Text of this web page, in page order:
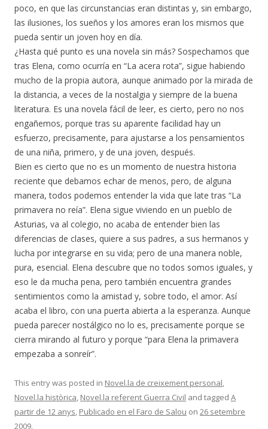
poco, en que las circunstancias eran distintas y, sin embargo,
las ilusiones, los sueños y los amores eran los mismos que
pueda sentir un joven hoy en día.
¿Hasta qué punto es una novela sin más? Sospechamos que
tras Elena, como ocurría en “La acera rota”, sigue habiendo
mucho de la propia autora, aunque animado por la mirada de
la distancia, a veces de la nostalgia y siempre de la buena
literatura. Es una novela fácil de leer, es cierto, pero no nos
engañemos, porque tras su aparente facilidad hay un
esfuerzo, precisamente, para ajustarse a los pensamientos
de una niña, primero, y de una joven, después.
Bien es cierto que no es un momento de nuestra historia
reciente que debamos echar de menos, pero, de alguna
manera, todos podemos entender la vida que late tras “La
primavera no reía”. Elena sigue viviendo en un pueblo de
Asturias, va al colegio, no acaba de entender bien las
diferencias de clases, quiere a sus padres, a sus hermanos y
lucha por integrarse en su vida; pero de una manera noble,
pura, esencial. Elena descubre que no todos somos iguales, y
eso le da mucha pena, pero también encuentra grandes
sentimientos como la amistad y, sobre todo, el amor. Así
acaba el libro, con una puerta abierta a la esperanza. Aunque
pueda parecer nostálgico no lo es, precisamente porque se
cierra mirando al futuro y porque “para Elena la primavera
empezaba a sonreír”.
This entry was posted in Novel.la de creixement personal,
Novel.la històrica, Novel.la referent Guerra Civil and tagged A
partir de 12 anys, Publicado en el Faro de Salou on 26 setembre
2009.